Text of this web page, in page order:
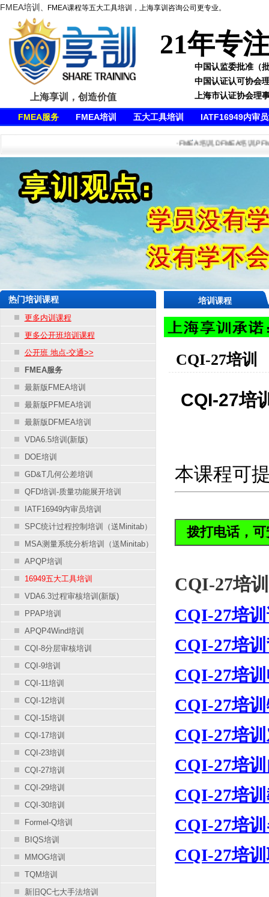
FMEA培训 、FMEA课程等五大工具培训，上海享训咨询公司更专业。
上海享训，创造价值
21年专
中国认监委批准（
中国认证认可协会
上海市认证协会理
FMEA服务 FMEA培训 五大工具培训 IATF16949内审
·FMEA培训,DFMEA培训,PFMEA
热门培训课程
更多内训课程
更多公开班培训课程
公开班 地点-交通>>
FMEA服务
最新版FMEA培训
最新版PFMEA培训
最新版DFMEA培训
VDA6.5培训(新版)
DOE培训
GD&T几何公差培训
QFD培训-质量功能展开培训
IATF16949内审员培训
SPC统计过程控制培训（送Minitab）
MSA测量系统分析培训（送Minitab）
APQP培训
16949五大工具培训
VDA6.3过程审核培训(新版)
PPAP培训
APQP4Wind培训
CQI-8分层审核培训
CQI-9培训
CQI-11培训
CQI-12培训
CQI-15培训
CQI-17培训
CQI-23培训
CQI-27培训
CQI-29培训
CQI-30培训
Formel-Q培训
BIQS培训
MMOG培训
TQM培训
新旧QC七大手法培训
培训课程
CQI-27培训
CQI-27培
本课程可
拨打电话，
CQI-27培训
CQI-27培
CQI-27培
CQI-27培
CQI-27培
CQI-27培
CQI-27培
CQI-27培
CQI-27培
CQI-27培